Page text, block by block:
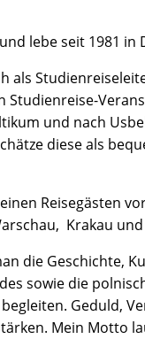
lebe seit 1981 in
als
und nach
diese als
Reisegästen
Krakau
die Geschichte,
sowie die
Geduld,
Mein Motto